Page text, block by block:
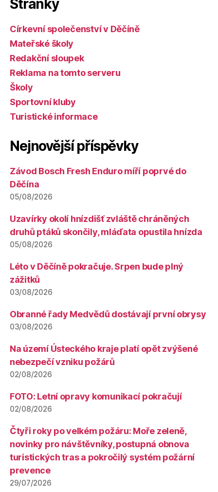
Stránky
Církevní společenství v Děčíně
Mateřské školy
Redakční sloupek
Reklama na tomto serveru
Školy
Sportovní kluby
Turistické informace
Nejnovější příspěvky
Závod Bosch Fresh Enduro míří poprvé do
Děčína
05/08/2026
Uzavírky okolí hnízdišť zvláště chráněných
druhů ptáků skončily, mláďata opustila hnízda
05/08/2026
Léto v Děčíně pokračuje. Srpen bude plný
zážitků
03/08/2026
Obranné řady Medvědů dostávají první obrysy
03/08/2026
Na území Ústeckého kraje platí opět zvýšené
nebezpečí vzniku požárů
02/08/2026
FOTO: Letní opravy komunikací pokračují
02/08/2026
Čtyři roky po velkém požáru: Moře zeleně,
novinky pro návštěvníky, postupná obnova
turistických tras a pokročilý systém požární
prevence
29/07/2026